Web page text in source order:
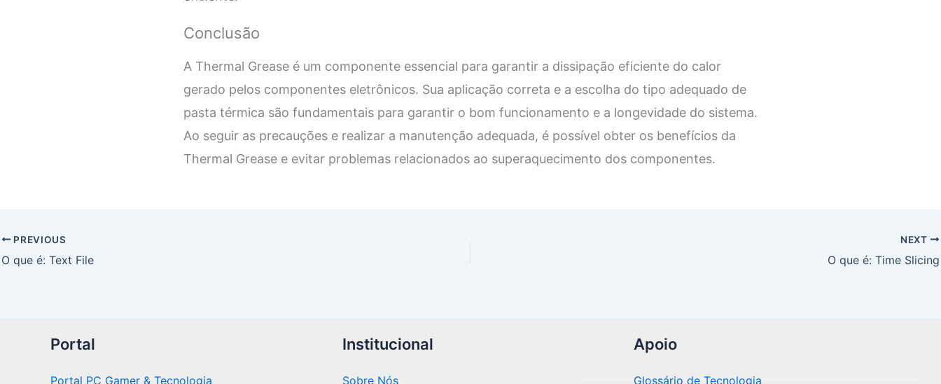
Conclusão
A Thermal Grease é um componente essencial para garantir a dissipação eficiente do calor
gerado pelos componentes eletrônicos. Sua aplicação correta e a escolha do tipo adequado de
pasta térmica são fundamentais para garantir o bom funcionamento e a longevidade do sistema.
Ao seguir as precauções e realizar a manutenção adequada, é possível obter os benefícios da
Thermal Grease e evitar problemas relacionados ao superaquecimento dos componentes.
PREVIOUS
O que é: Text File
NEXT
O que é: Time Slicing
Portal
Portal PC Gamer & Tecnologia
Institucional
Sobre Nós
Apoio
Glossário de Tecnologia